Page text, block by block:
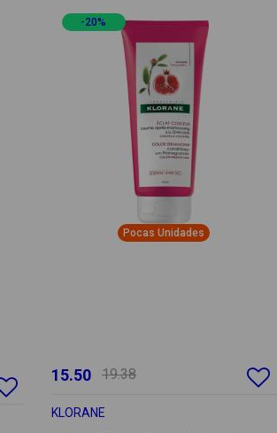
-20%
Pocas Unidades
15.50 19.38
KLORANE